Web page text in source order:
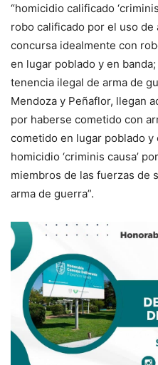
“homicidio calificado
robo calificado por el uso de
concursa idealmente con
en lugar poblado y en
tenencia ilegal de arma de
Mendoza y Peñaflor, llegan
por haberse cometido con
cometido en lugar poblado y
homicidio ‘criminis causa’
miembros de las fuerzas de
arma de guerra”.